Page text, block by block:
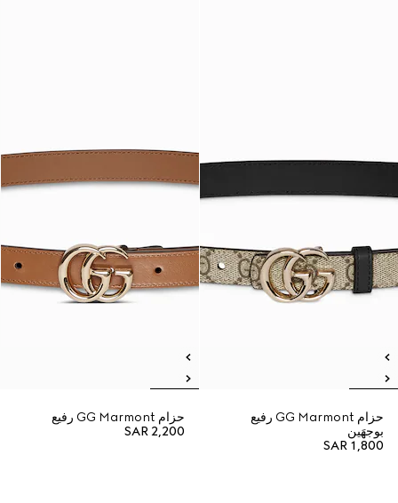
حزام GG Marmont رفيع
بوجهَين
SAR 1,800
حزام GG Marmont رفيع
SAR 2,200